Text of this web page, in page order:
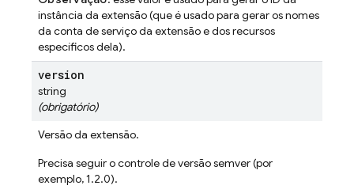
instância da extensão (que é usado para gerar os nomes
da conta de serviço da extensão e dos recursos
específicos dela).
version
string
(obrigatório)
Versão da extensão.
Precisa seguir o controle de versão semver (por
exemplo, 1.2.0).